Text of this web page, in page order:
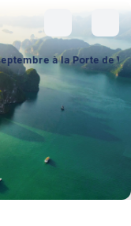
Porte de Versailles